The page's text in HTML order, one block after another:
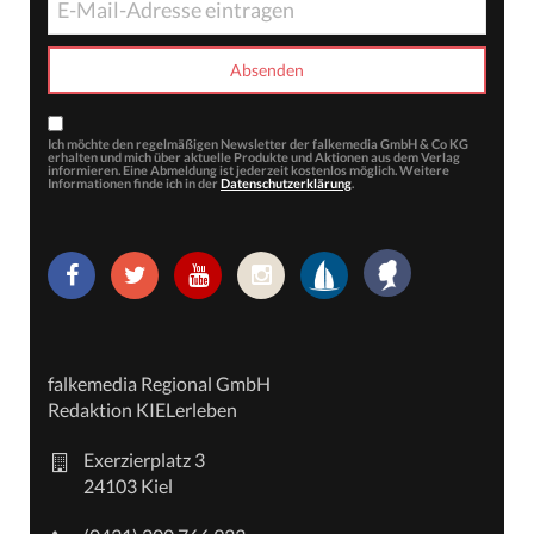
Ich möchte den regelmäßigen Newsletter der falkemedia GmbH & Co KG
erhalten und mich über aktuelle Produkte und Aktionen aus dem Verlag
informieren. Eine Abmeldung ist jederzeit kostenlos möglich. Weitere
Informationen finde ich in der Datenschutzerklärung.
falkemedia Regional GmbH
Redaktion KIELerleben
Exerzierplatz 3
24103 Kiel